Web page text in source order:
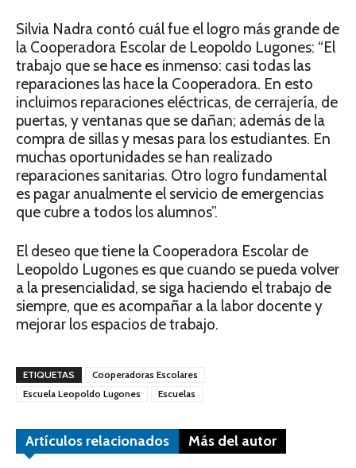
Silvia Nadra contó cuál fue el logro más grande de
la Cooperadora Escolar de Leopoldo Lugones: “El
trabajo que se hace es inmenso: casi todas las
reparaciones las hace la Cooperadora. En esto
incluimos reparaciones eléctricas, de cerrajería, de
puertas, y ventanas que se dañan; además de la
compra de sillas y mesas para los estudiantes. En
muchas oportunidades se han realizado
reparaciones sanitarias. Otro logro fundamental
es pagar anualmente el servicio de emergencias
que cubre a todos los alumnos”.
El deseo que tiene la Cooperadora Escolar de
Leopoldo Lugones es que cuando se pueda volver
a la presencialidad, se siga haciendo el trabajo de
siempre, que es acompañar a la labor docente y
mejorar los espacios de trabajo.
ETIQUETAS
Cooperadoras Escolares
Escuela Leopoldo Lugones
Escuelas
Artículos relacionados Más del autor